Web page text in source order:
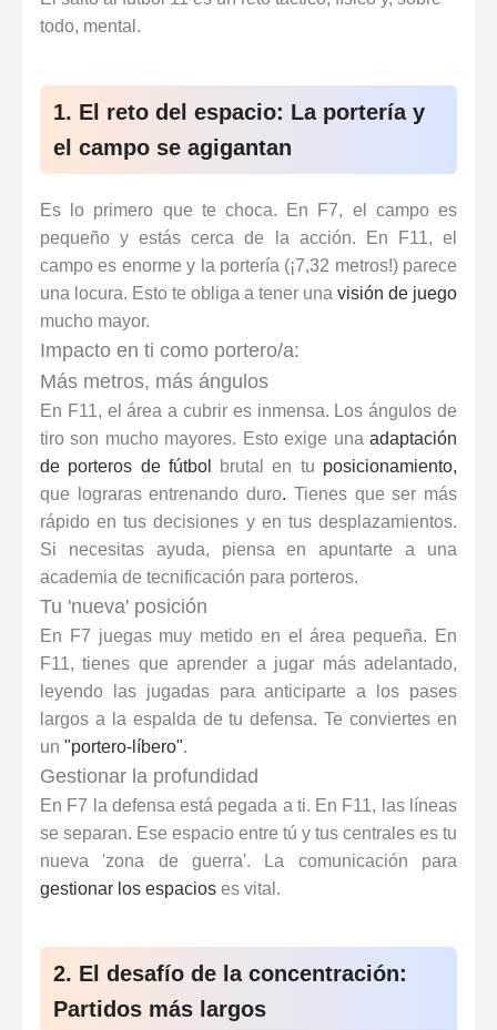
todo, mental.
1. El reto del espacio: La portería y
el campo se agigantan
Es lo primero que te choca. En F7, el campo es
pequeño y estás cerca de la acción. En F11, el
campo es enorme y la portería (¡7,32 metros!) parece
una locura. Esto te obliga a tener una visión de juego
mucho mayor.
Impacto en ti como portero/a:
Más metros, más ángulos
En F11, el área a cubrir es inmensa. Los ángulos de
tiro son mucho mayores. Esto exige una adaptación
de porteros de fútbol
brutal en tu posicionamiento,
que lograras entrenando duro. Tienes que ser más
rápido en tus decisiones y en tus desplazamientos.
Si necesitas ayuda, piensa en apuntarte a una
academia de tecnificación para porteros.
Tu 'nueva' posición
En F7 juegas muy metido en el área pequeña. En
F11, tienes que aprender a jugar más adelantado,
leyendo las jugadas para anticiparte a los pases
largos a la espalda de tu defensa. Te conviertes en
un "portero-líbero".
Gestionar la profundidad
En F7 la defensa está pegada a ti. En F11, las líneas
se separan. Ese espacio entre tú y tus centrales es tu
nueva 'zona de guerra'. La comunicación para
gestionar los espacios es vital.
2. El desafío de la concentración:
Partidos más largos